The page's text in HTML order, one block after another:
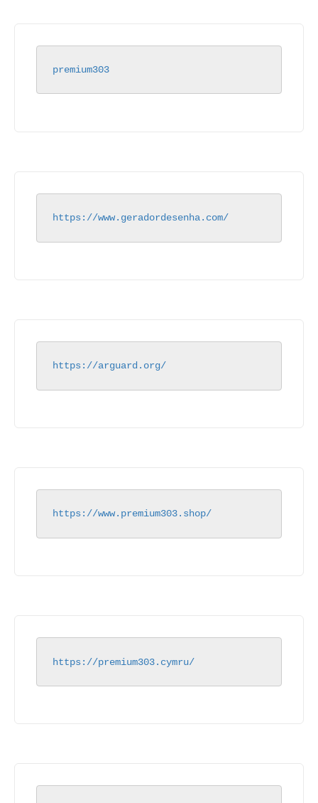
premium303
https://www.geradordesenha.com/
https://arguard.org/
https://www.premium303.shop/
https://premium303.cymru/